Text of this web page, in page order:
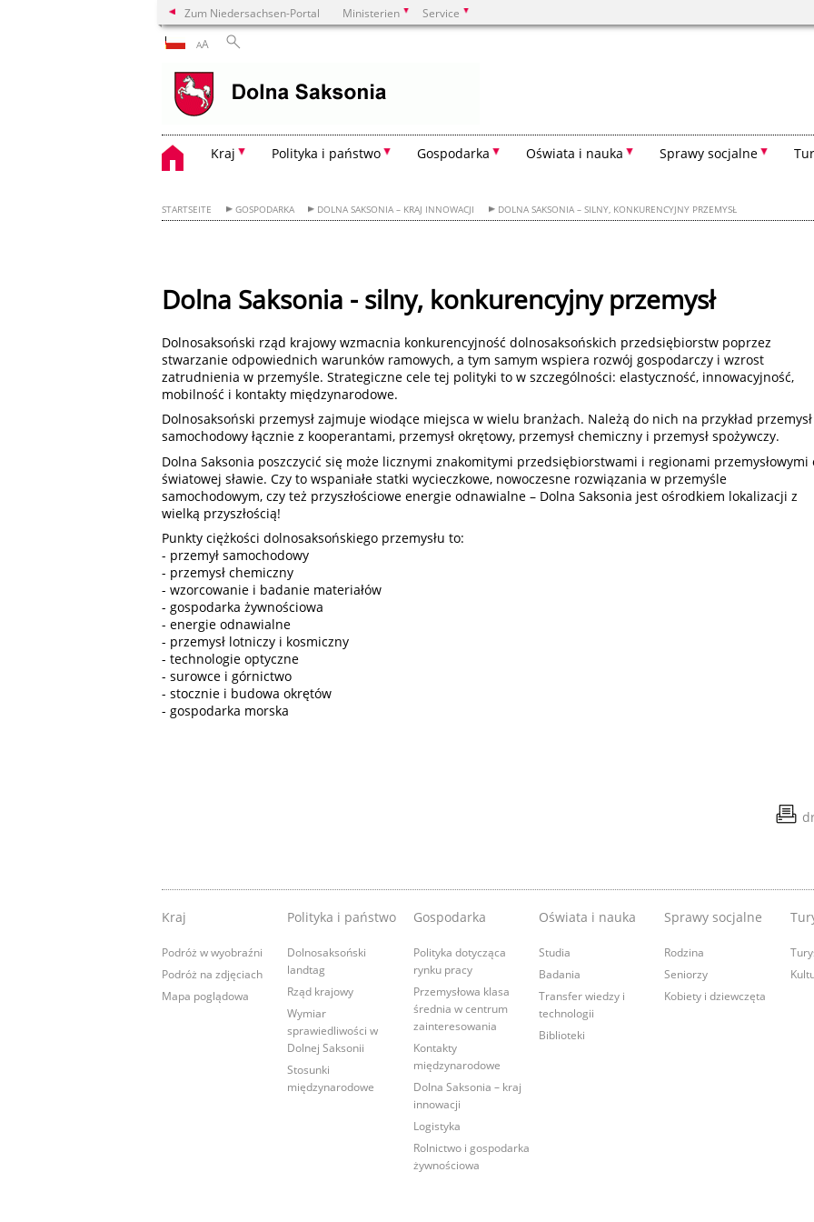
Zum Niedersachsen-Portal Ministerien Service
AA
Kraj Polityka i państwo Gospodarka Oświata i nauka Sprawy socjalne
STARTSEITE GOSPODARKA DOLNA SAKSONIA – KRAJ INNOWACJI DOLNA SAKSONIA – SILNY, KONKURENCYJNY PRZEMYSŁ
Dolna Saksonia - silny, konkurencyjny przemysł
Dolnosaksoński rząd krajowy wzmacnia konkurencyjność dolnosaksońskich przedsiębiorstw poprzez
stwarzanie odpowiednich warunków ramowych, a tym samym wspiera rozwój gospodarczy i wzrost
zatrudnienia w przemyśle. Strategiczne cele tej polityki to w szczególności: elastyczność, innowacyjność,
mobilność i kontakty międzynarodowe.
Dolnosaksoński przemysł zajmuje wiodące miejsca w wielu branżach. Należą do nich na przykład przemysł
samochodowy łącznie z kooperantami, przemysł okrętowy, przemysł chemiczny i przemysł spożywczy.
Dolna Saksonia poszczycić się może licznymi znakomitymi przedsiębiorstwami i regionami przemysłowymi
światowej sławie. Czy to wspaniałe statki wycieczkowe, nowoczesne rozwiązania w przemyśle
samochodowym, czy też przyszłościowe energie odnawialne – Dolna Saksonia jest ośrodkiem lokalizacji z
wielką przyszłością!
Punkty ciężkości dolnosaksońskiego przemysłu to:
- przemył samochodowy
- przemysł chemiczny
- wzorcowanie i badanie materiałów
- gospodarka żywnościowa
- energie odnawialne
- przemysł lotniczy i kosmiczny
- technologie optyczne
- surowce i górnictwo
- stocznie i budowa okrętów
- gospodarka morska
Kraj
Podróż w wyobraźni
Podróż na zdjęciach
Mapa poglądowa
Polityka i państwo
Dolnosaksoński
landtag
Rząd krajowy
Wymiar
sprawiedliwości w
Dolnej Saksonii
Stosunki
międzynarodowe
Gospodarka
Polityka dotycząca
rynku pracy
Przemysłowa klasa
średnia w centrum
zainteresowania
Kontakty
międzynarodowe
Dolna Saksonia – kraj
innowacji
Logistyka
Rolnictwo i gospodarka
żywnościowa
Oświata i nauka
Studia
Badania
Transfer wiedzy i
technologii
Biblioteki
Sprawy socjalne
Rodzina
Seniorzy
Kobiety i dziewczęta